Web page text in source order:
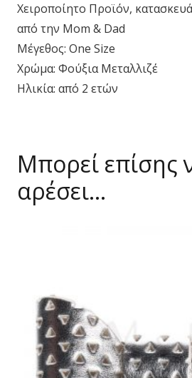
Χειροποίητο Προϊόν,
από την Mom & Dad
Μέγεθος: One Size
Χρώμα: Φούξια Μεταλλιζέ
Ηλικία: από 2 ετών
Μπορεί επίσης
αρέσει…